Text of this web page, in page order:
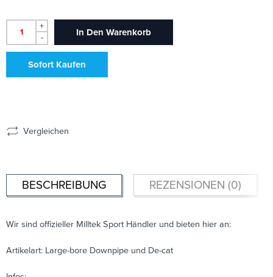
+
-
In Den Warenkorb
Sofort Kaufen
Vergleichen
BESCHREIBUNG REZENSIONEN (0)
Wir sind offizieller Milltek Sport Händler und bieten hier an:
Artikelart: Large-bore Downpipe und De-cat